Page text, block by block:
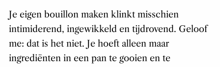
Je eigen bouillon maken klinkt misschien
intimiderend, ingewikkeld en tijdrovend. Geloof
me: dat is het niet. Je hoeft alleen maar
ingrediënten in een pan te gooien en te